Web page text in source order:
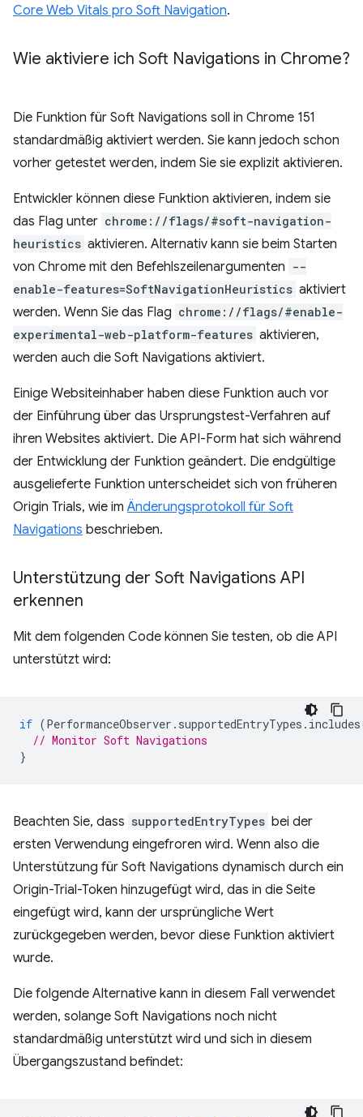
Core Web Vitals pro Soft Navigation.
Wie aktiviere ich Soft Navigations in Chrome?
Die Funktion für Soft Navigations soll in Chrome 151
standardmäßig aktiviert werden. Sie kann jedoch schon
vorher getestet werden, indem Sie sie explizit aktivieren.
Entwickler können diese Funktion aktivieren, indem sie
das Flag unter chrome://flags/#soft-navigation-
heuristics aktivieren. Alternativ kann sie beim Starten
von Chrome mit den Befehlszeilenargumenten --
enable-features=SoftNavigationHeuristics aktiviert
werden. Wenn Sie das Flag chrome://flags/#enable-
experimental-web-platform-features aktivieren,
werden auch die Soft Navigations aktiviert.
Einige Websiteinhaber haben diese Funktion auch vor
der Einführung über das Ursprungstest-Verfahren auf
ihren Websites aktiviert. Die API-Form hat sich während
der Entwicklung der Funktion geändert. Die endgültige
ausgelieferte Funktion unterscheidet sich von früheren
Origin Trials, wie im Änderungsprotokoll für Soft
Navigations beschrieben.
Unterstützung der Soft Navigations API
erkennen
Mit dem folgenden Code können Sie testen, ob die API
unterstützt wird:
if (PerformanceObserver . supportedEntryTypes . includes
// Monitor Soft Navigations
}
Beachten Sie, dass supportedEntryTypes bei der
ersten Verwendung eingefroren wird. Wenn also die
Unterstützung für Soft Navigations dynamisch durch ein
Origin-Trial-Token hinzugefügt wird, das in die Seite
eingefügt wird, kann der ursprüngliche Wert
zurückgegeben werden, bevor diese Funktion aktiviert
wurde.
Die folgende Alternative kann in diesem Fall verwendet
werden, solange Soft Navigations noch nicht
standardmäßig unterstützt wird und sich in diesem
Übergangszustand befindet: